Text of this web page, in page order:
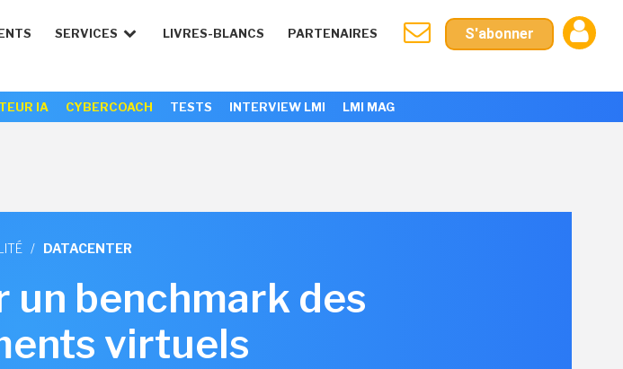
SERVICES LIVRES-BLANCS PARTENAIRES S'abonner
IA CYBERCOACH TESTS INTERVIEW LMI LMI MAG
/ DATACENTER
un benchmark des
virtuels